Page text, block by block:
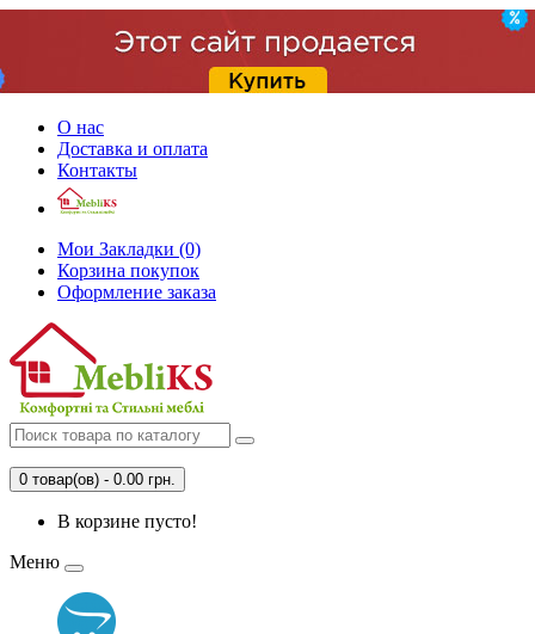
О нас
Доставка и оплата
Контакты
Мои Закладки (0)
Корзина покупок
Оформление заказа
0 товар(ов) - 0.00 грн.
В корзине пусто!
Меню